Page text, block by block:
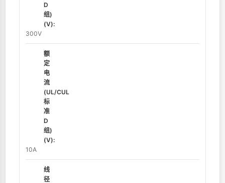
D
组)
(V):
300V
额
定
电
流
(UL/CUL
标
准
D
组)
(V):
10A
线
径